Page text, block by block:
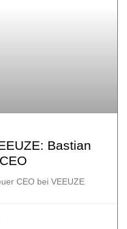
Bastian
CEO bei VEEUZE